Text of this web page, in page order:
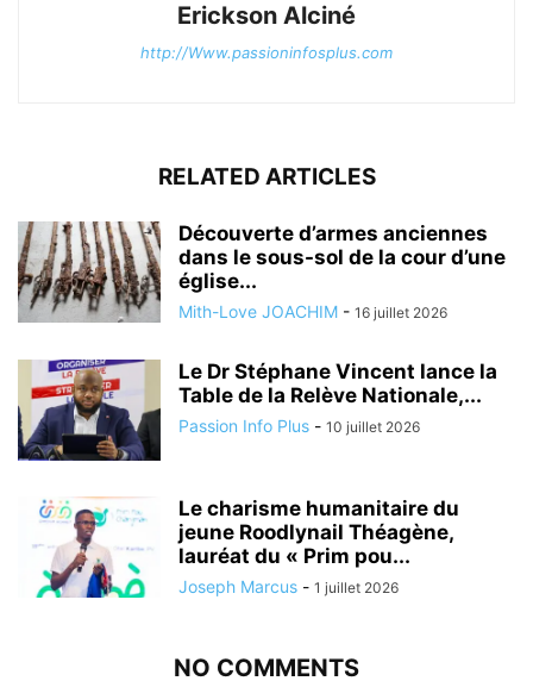
Erickson Alciné
http://Www.passioninfosplus.com
RELATED ARTICLES
Découverte d’armes anciennes
dans le sous-sol de la cour d’une
église...
Mith-Love JOACHIM - 16 juillet 2026
Le Dr Stéphane Vincent lance la
Table de la Relève Nationale,...
Passion Info Plus - 10 juillet 2026
Le charisme humanitaire du
jeune Roodlynail Théagène,
lauréat du « Prim pou...
Joseph Marcus - 1 juillet 2026
NO COMMENTS